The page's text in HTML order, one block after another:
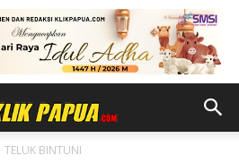
TELUK BINTUNI